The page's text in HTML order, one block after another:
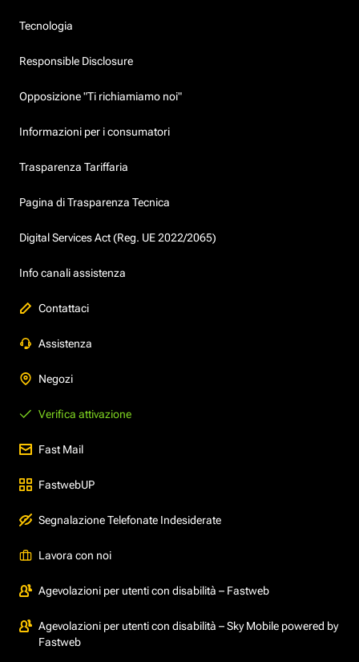
Tecnologia
Responsible Disclosure
Opposizione "Ti richiamiamo noi"
Informazioni per i consumatori
Trasparenza Tariffaria
Pagina di Trasparenza Tecnica
Digital Services Act (Reg. UE 2022/2065)
Info canali assistenza
Contattaci
Assistenza
Negozi
Verifica attivazione
Fast Mail
FastwebUP
Segnalazione Telefonate Indesiderate
Lavora con noi
Agevolazioni per utenti con disabilità – Fastweb
Agevolazioni per utenti con disabilità – Sky Mobile powered by
Fastweb